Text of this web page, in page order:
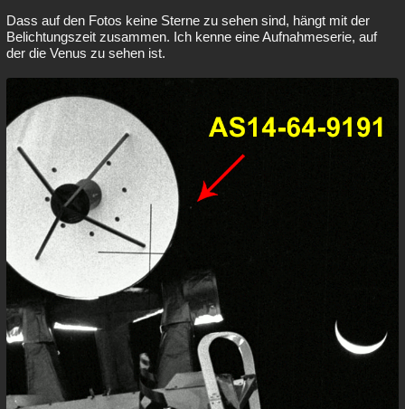
Dass auf den Fotos keine Sterne zu sehen sind, hängt mit der
Belichtungszeit zusammen. Ich kenne eine Aufnahmeserie, auf
der die Venus zu sehen ist.